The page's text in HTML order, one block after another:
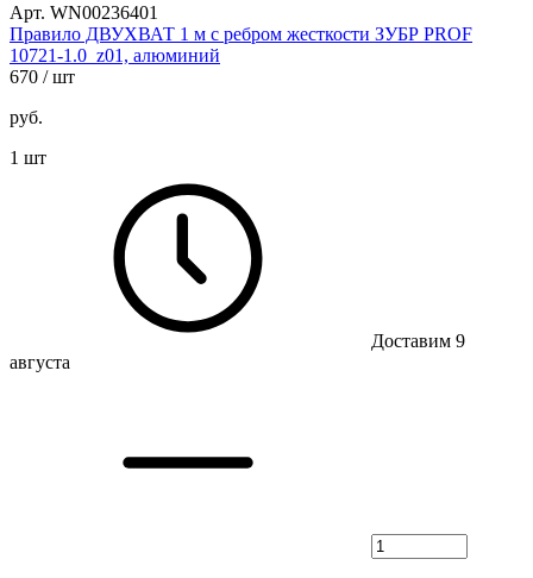
Арт. WN00236401
Правило ДВУХВАТ 1 м с ребром жесткости ЗУБР PROF
10721-1.0_z01, алюминий
670 / шт
руб.
1 шт
Доставим 9
августа